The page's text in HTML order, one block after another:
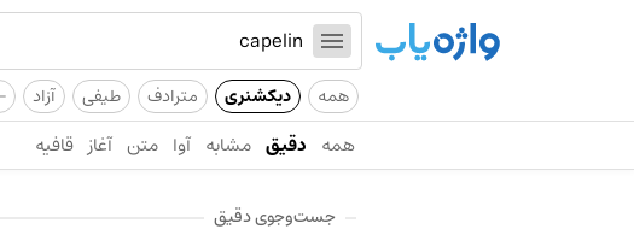
همه دیکشنری مترادف طیفی آزاد
همه دقیق مشابه آوا متن آغاز قافیه
جست‌وجوی دقیق